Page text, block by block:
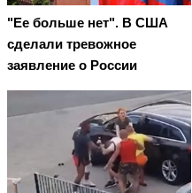
"Ее больше нет". В США
сделали тревожное
заявление о России